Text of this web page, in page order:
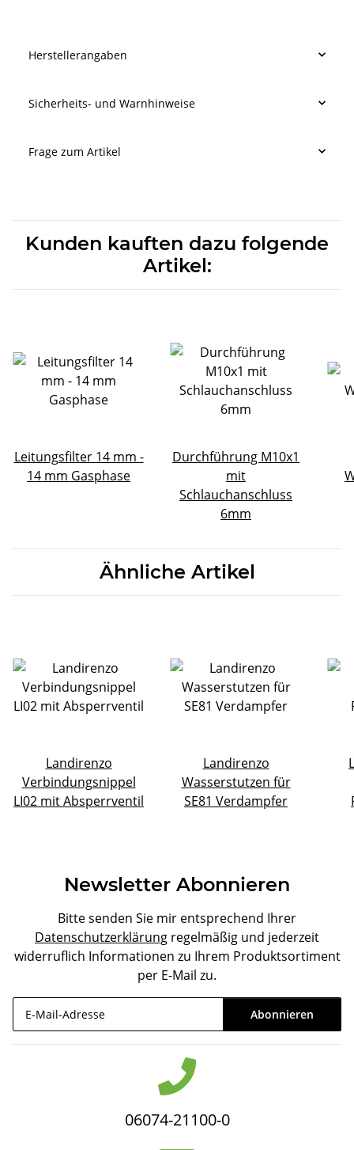
Herstellerangaben
Sicherheits- und Warnhinweise
Frage zum Artikel
Kunden kauften dazu folgende
Artikel:
Leitungsfilter 14 mm -
14 mm Gasphase
Durchführung M10x1
mit
Schlauchanschluss
6mm
Ähnliche Artikel
Landirenzo
Verbindungsnippel
LI02 mit Absperrventil
Landirenzo
Wasserstutzen für
SE81 Verdampfer
Newsletter Abonnieren
Bitte senden Sie mir entsprechend Ihrer
Datenschutzerklärung regelmäßig und jederzeit
widerruflich Informationen zu Ihrem Produktsortiment
per E-Mail zu.
Abonnieren
06074-21100-0